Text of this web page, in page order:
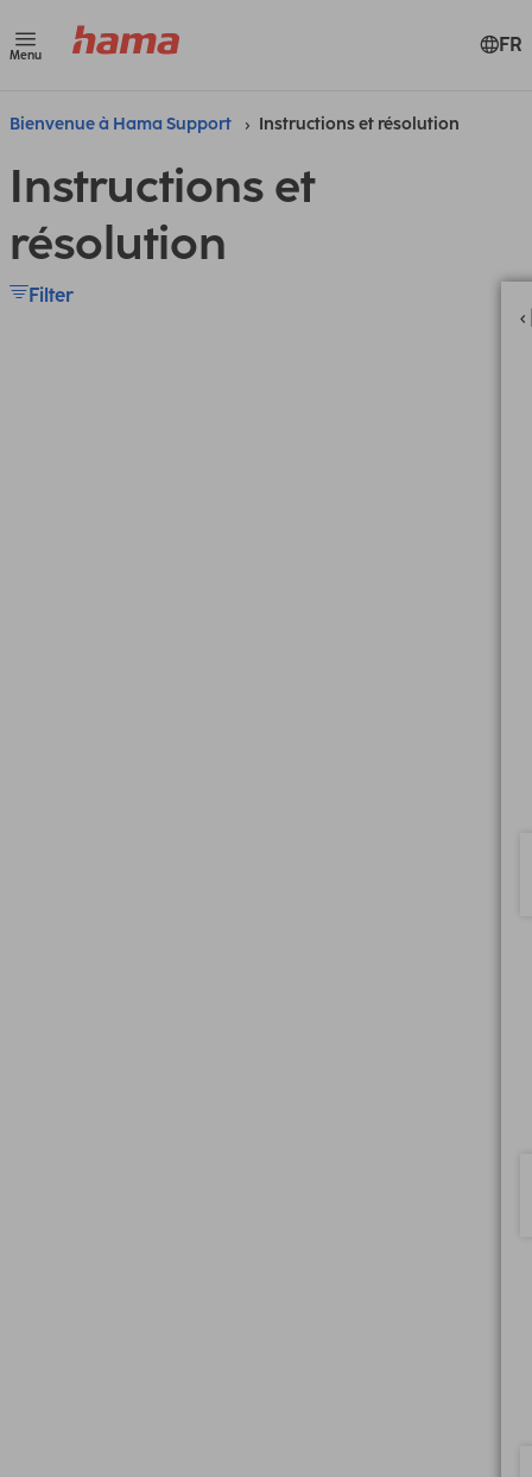
Menu FR
Bienvenue à Hama Support Instructions et résolution
Instructions et
résolution
Filter